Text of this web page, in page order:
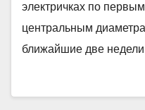
электричках по
центральным
ближайшие две